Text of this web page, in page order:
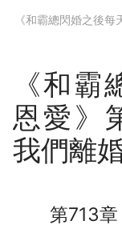
《和
恩愛》
我們離
第713章
《和霸總閃婚之後